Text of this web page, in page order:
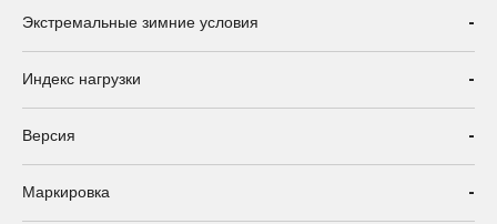
Экстремальные зимние условия -
Индекс нагрузки -
Версия -
Маркировка -